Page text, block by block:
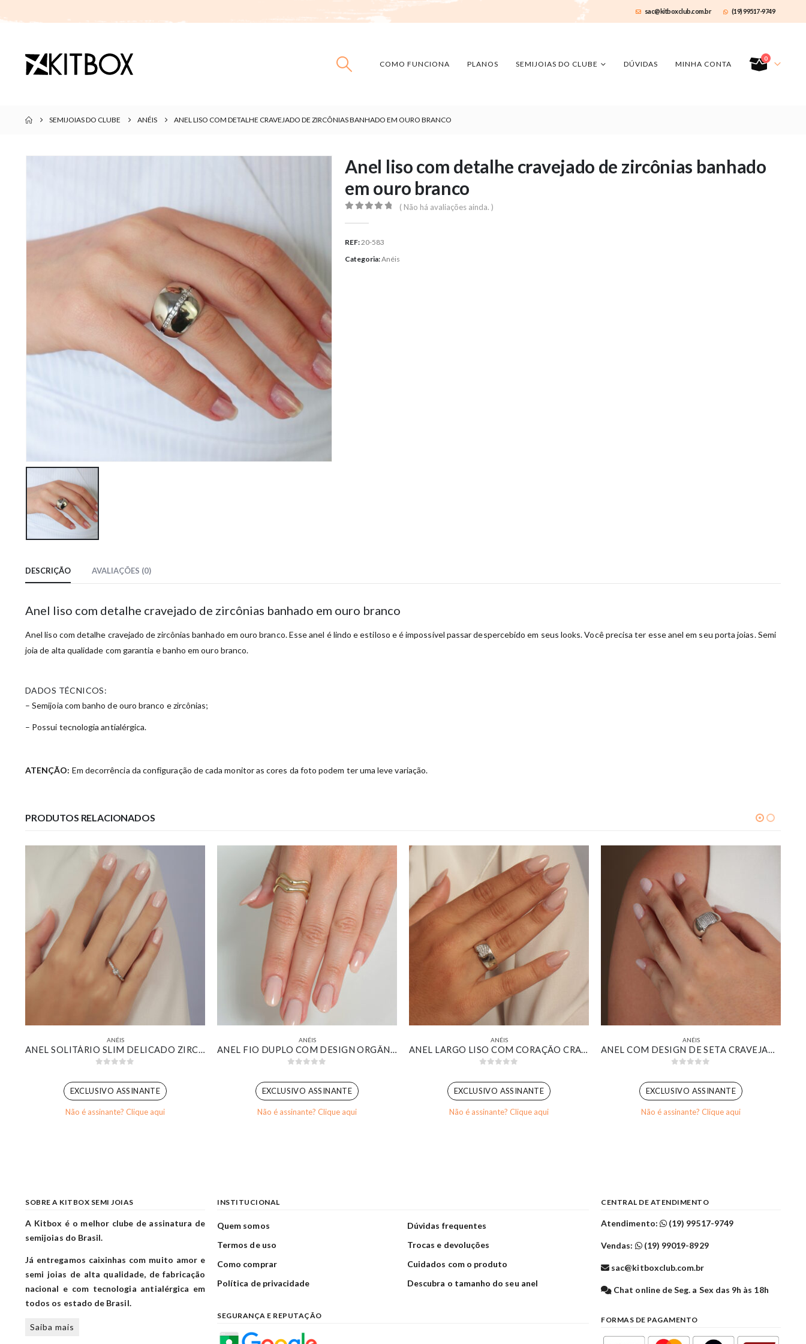
sac@kitboxclub.com.br (19) 99517-9749
COMO FUNCIONA PLANOS SEMIJOIAS DO CLUBE DÚVIDAS MINHA CONTA
0
SEMIJOIAS DO CLUBE ANÉIS ANEL LISO COM DETALHE CRAVEJADO DE ZIRCÔNIAS BANHADO EM OURO BRANCO
Anel liso com detalhe cravejado de zircônias banhado
em ouro branco
( Não há avaliações ainda. )
REF:20-583
Categoria:Anéis
DESCRIÇÃO AVALIAÇÕES (0)
Anel liso com detalhe cravejado de zircônias banhado em ouro branco
Anel liso com detalhe cravejado de zircônias banhado em ouro branco. Esse anel é lindo e estiloso e é impossível passar despercebido em seus looks. Você precisa ter esse anel em seu porta joias. Semi
joia de alta qualidade com garantia e banho em ouro branco.
DADOS TÉCNICOS:
– Semijoia com banho de ouro branco e zircônias;
– Possui tecnologia antialérgica.
ATENÇÃO: Em decorrência da configuração de cada monitor as cores da foto podem ter uma leve variação.
PRODUTOS RELACIONADOS
ANÉIS
ANEL SOLITÁRIO SLIM DELICADO ZIRCÔNIA CRISTAL QUADRADINHA BANHADA EM OURO BRANCO
EXCLUSIVO ASSINANTE
Não é assinante? Clique aqui
ANÉIS
ANEL FIO DUPLO COM DESIGN ORGÂNICO ONDULADO LISO BANHADO EM OURO 18K
EXCLUSIVO ASSINANTE
Não é assinante? Clique aqui
ANÉIS
ANEL LARGO LISO COM CORAÇÃO CRAVEJADO BANHADO EM OURO BRANCO
EXCLUSIVO ASSINANTE
Não é assinante? Clique aqui
ANÉIS
ANEL COM DESIGN DE SETA CRAVEJADO BANHADO EM OURO BRANCO
EXCLUSIVO ASSINANTE
Não é assinante? Clique aqui
SOBRE A KITBOX SEMI JOIAS
A Kitbox é o melhor clube de assinatura de
semijoias do Brasil.
Já entregamos caixinhas com muito amor e
semi joias de alta qualidade, de fabricação
nacional e com tecnologia antialérgica em
todos os estado de Brasil.
Saiba mais
INSTITUCIONAL
Quem somos
Termos de uso
Como comprar
Política de privacidade
Dúvidas frequentes
Trocas e devoluções
Cuidados com o produto
Descubra o tamanho do seu anel
SEGURANÇA E REPUTAÇÃO
CENTRAL DE ATENDIMENTO
Atendimento: (19) 99517-9749
Vendas: (19) 99019-8929
sac@kitboxclub.com.br
Chat online de Seg. a Sex das 9h às 18h
FORMAS DE PAGAMENTO